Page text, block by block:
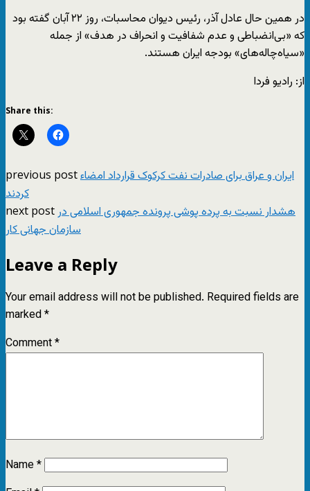
در همین حال عادل آذر، رئیس دیوان محاسبات، روز ۲۲ آبان گفته بود
که «بی‌انضباطی و عدم شفافیت و انحراف در هدف» از جمله
«سیاه‌چاله‌های» بودجه ایران هستند.
از: رادیو فردا
Share this:
previous postایران و عراق برای صادرات نفت کرکوک قرارداد امضاء
کردند
next post هشدار نسبت به پرده پوشی پرونده جمهوری اسلامی در
سازمان جهانی کار
Leave a Reply
Your email address will not be published. Required fields are
marked*
Comment*
Name*